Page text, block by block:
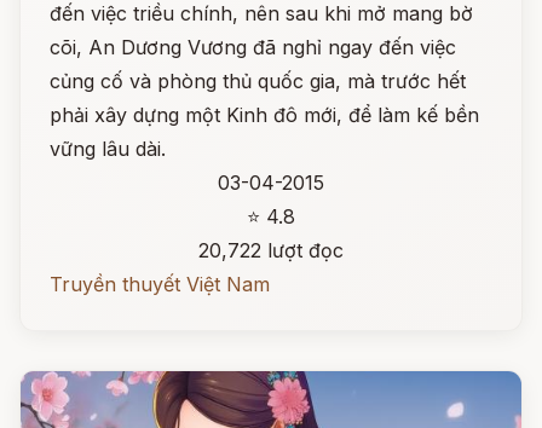
đến việc triều chính, nên sau khi mở mang bờ
cõi, An Dương Vương đã nghỉ ngay đến việc
củng cố và phòng thủ quốc gia, mà trước hết
phải xây dựng một Kinh đô mới, để làm kế bền
vững lâu dài.
03-04-2015
⭐ 4.8
20,722 lượt đọc
Truyền thuyết Việt Nam